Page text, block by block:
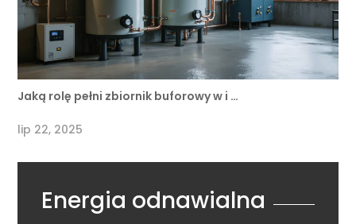
Jaką rolę pełni zbiornik buforowy w i …
lip 22, 2025
Energia odnawialna